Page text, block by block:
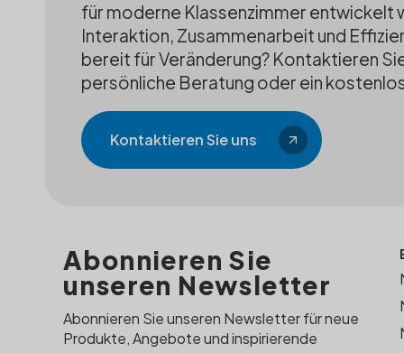
für moderne Klassenzimmer entwickelt
Interaktion, Zusammenarbeit und
bereit für Veränderung? Kontaktieren
persönliche Beratung oder ein
Kontaktieren Sie uns
Abonnieren Sie
unseren Newsletter
Abonnieren Sie unseren Newsletter für neue
Produkte, Angebote und inspirierende